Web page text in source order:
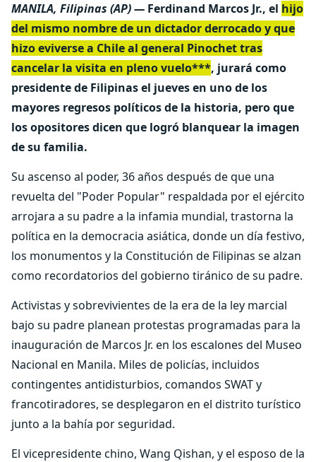
MANILA, Filipinas (AP) — Ferdinand Marcos Jr., el hijo
del mismo nombre de un dictador derrocado y que
hizo eviverse a Chile al general Pinochet tras
cancelar la visita en pleno vuelo***, jurará como
presidente de Filipinas el jueves en uno de los
mayores regresos políticos de la historia, pero que
los opositores dicen que logró blanquear la imagen
de su familia.
Su ascenso al poder, 36 años después de que una
revuelta del "Poder Popular" respaldada por el ejército
arrojara a su padre a la infamia mundial, trastorna la
política en la democracia asiática, donde un día festivo,
los monumentos y la Constitución de Filipinas se alzan
como recordatorios del gobierno tiránico de su padre.
Activistas y sobrevivientes de la era de la ley marcial
bajo su padre planean protestas programadas para la
inauguración de Marcos Jr. en los escalones del Museo
Nacional en Manila. Miles de policías, incluidos
contingentes antidisturbios, comandos SWAT y
francotiradores, se desplegaron en el distrito turístico
junto a la bahía por seguridad.
El vicepresidente chino, Wang Qishan, y el esposo de la